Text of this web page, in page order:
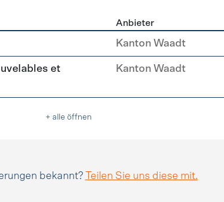
Anbieter
Kanton Waadt
et
Kanton Waadt
+ alle öffnen
bekannt? Teilen Sie uns diese mit.